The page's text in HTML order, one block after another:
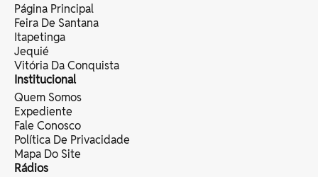
Página Principal
Feira De Santana
Itapetinga
Jequié
Vitória Da Conquista
Institucional
Quem Somos
Expediente
Fale Conosco
Política De Privacidade
Mapa Do Site
Rádios